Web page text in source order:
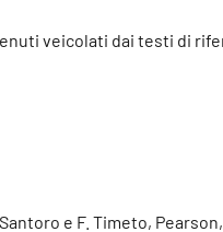
veicolati dai testi di
e F. Timeto,